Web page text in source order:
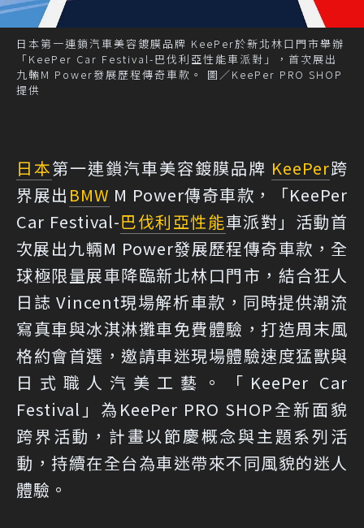
日本第一連鎖汽車美容鍍膜品牌 KeePer於新北林口門市舉辦
「KeePer Car Festival-巴伐利亞性能車派對」，首次展出
九輛M Power發展歷程傳奇車款。 圖／KeePer PRO SHOP
提供
日本第一連鎖汽車美容鍍膜品牌 KeePer跨
界展出 BMW M Power傳奇車款，「KeePer
Car Festival-巴伐利亞性能車派對」活動首
次展出九輛M Power發展歷程傳奇車款，全
球極限量展車降臨新北林口門市，結合狂人
日誌 Vincent現場解析車款，同時提供潮流
寫真車與冰淇淋攤車免費體驗，打造周末風
格約會首選，邀請車迷現場體驗速度猛獸與
日式職人汽美工藝。「KeePer Car
Festival」為KeePer PRO SHOP全新面貌
跨界活動，計畫以節慶概念與主題系列活
動，持續在全台為車迷帶來不同風貌的迷人
體驗。